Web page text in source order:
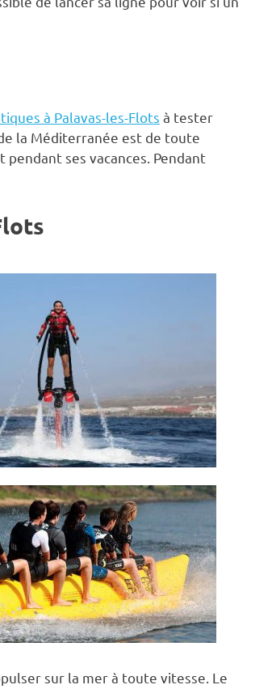
à Palavas-les-Flots à tester
la Méditerranée est de toute
ses vacances. Pendant
sur la mer à toute vitesse. Le